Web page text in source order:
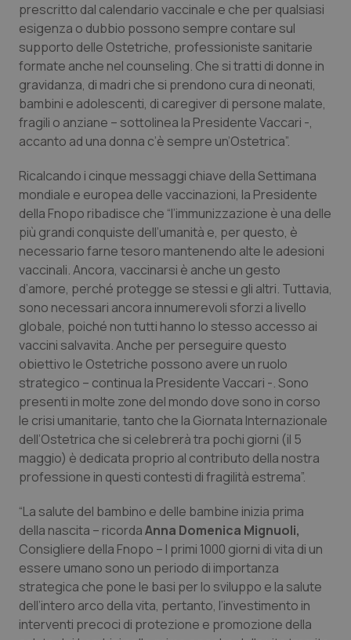
Lombardia
Marche
Molise
Provincia Autonoma di Bolzano
Provincia Autonoma di Trento
Puglia
Sardegna
Sicilia
Toscana
Umbria
Valle D’Aosta
Veneto
Dolore
Donna & Salute
Epatiti
Infezioni & Febbre
Ipertensione & Scompenso
Malattie rare
Malattia di Crohn & Rettocolite Ulcerosa
Neuroscienze & patologie neurodegenerative
Obesità
Oftalmologia
Oncodermatologia
Oncoematologia
Oncologia & Nutrizione
Psoriasi & pelle
prescritto dal calendario vaccinale e che per qualsiasi
esigenza o dubbio possono sempre contare sul
supporto delle Ostetriche, professioniste sanitarie
formate anche nel counseling. Che si tratti di donne in
gravidanza, di madri che si prendono cura di neonati,
bambini e adolescenti, di caregiver di persone malate,
fragili o anziane – sottolinea la Presidente Vaccari -,
accanto ad una donna c’è sempre un’Ostetrica”.
Ricalcando i cinque messaggi chiave della Settimana
mondiale e europea delle vaccinazioni, la Presidente
della Fnopo ribadisce che “l’immunizzazione è una delle
più grandi conquiste dell’umanità e, per questo, è
necessario farne tesoro mantenendo alte le adesioni
vaccinali. Ancora, vaccinarsi è anche un gesto
d’amore, perché protegge se stessi e gli altri. Tuttavia,
sono necessari ancora innumerevoli sforzi a livello
globale, poiché non tutti hanno lo stesso accesso ai
vaccini salvavita. Anche per perseguire questo
obiettivo le Ostetriche possono avere un ruolo
strategico – continua la Presidente Vaccari -. Sono
presenti in molte zone del mondo dove sono in corso
le crisi umanitarie, tanto che la Giornata Internazionale
dell’Ostetrica che si celebrerà tra pochi giorni (il 5
maggio) è dedicata proprio al contributo della nostra
professione in questi contesti di fragilità estrema”.
“La salute del bambino e delle bambine inizia prima
della nascita – ricordaAnna Domenica Mignuoli,
Consigliere della Fnopo – I primi 1000 giorni di vita di un
essere umano sono un periodo di importanza
strategica che pone le basi per lo sviluppo e la salute
dell’intero arco della vita, pertanto, l’investimento in
interventi precoci di protezione e promozione della